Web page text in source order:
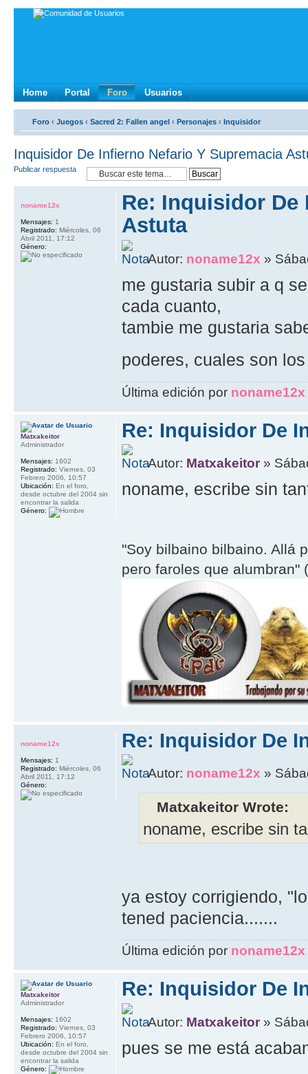
Home Portal Foro Usuarios
Foro ‹ Juegos ‹ Sacred 2: Fallen angel ‹ Personajes ‹ Inquisidor
Inquisidor De Infierno Nefario Y Supremacia
Publicar respuesta
Re: Inquisidor De
Astuta
Autor: noname12x »
me gustaria subir a q
cada cuanto,
tambie me gustaria
poderes, cuales son
Última edición por noname12x
noname12x
Mensajes: 1
Registrado: Miércoles, 06
Abril 2011, 17:12
Género:
Re: Inquisidor De
Autor: Matxakeitor »
noname, escribe sin
"Soy bilbaino bilbaino. Allá
pero faroles que alumbran"
Matxakeitor
Administrador
Mensajes: 1602
Registrado: Viernes, 03
Febrero 2006, 10:57
Ubicación: En el foro,
desde octubre del 2004 sin
encontrar la salida
Género:
Re: Inquisidor De
Autor: noname12x »
Matxakeitor Wrote:
noname, escribe sin
ya estoy corrigiendo,
tened paciencia.......
Última edición por noname12x
noname12x
Mensajes: 1
Registrado: Miércoles, 06
Abril 2011, 17:12
Género:
Re: Inquisidor De
Autor: Matxakeitor »
pues se me está
Matxakeitor
Administrador
Mensajes: 1602
Registrado: Viernes, 03
Febrero 2006, 10:57
Ubicación: En el foro,
desde octubre del 2004 sin
encontrar la salida
Género: